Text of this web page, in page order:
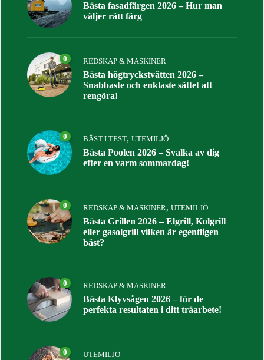
Bästa fasadfärgen 2026 – Hur man
väljer rätt färg
0 REDSKAP & MASKINER
Bästa högtryckstvätten 2026 –
Snabbaste och enklaste sättet att
rengöra!
0 BÄST I TEST, UTEMILJÖ
Bästa Poolen 2026 – Svalka av dig
efter en varm sommardag!
0 REDSKAP & MASKINER, UTEMILJÖ
Bästa Grillen 2026 – Elgrill, Kolgrill
eller gasolgrill vilken är egentligen
bäst?
0 REDSKAP & MASKINER
Bästa Klyvsågen 2026 – för de
perfekta resultaten i ditt träarbete!
0 UTEMILJÖ